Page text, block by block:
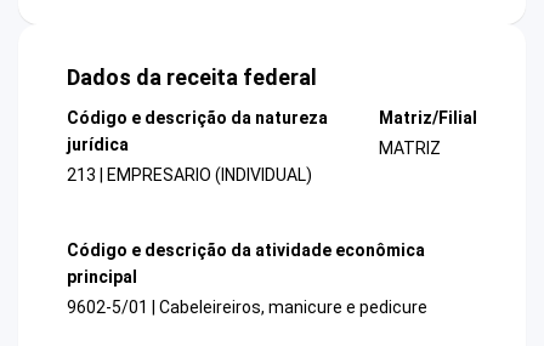
Dados da receita federal
Código e descrição da natureza
jurídica
213 | EMPRESARIO (INDIVIDUAL)
Matriz/Filial
MATRIZ
Código e descrição da atividade econômica
principal
9602-5/01 | Cabeleireiros, manicure e pedicure